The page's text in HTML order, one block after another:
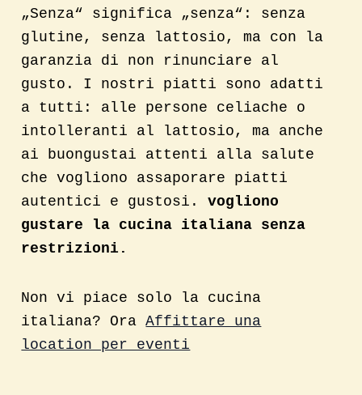
„Senza“ significa „senza“: senza
glutine, senza lattosio, ma con la
garanzia di non rinunciare al
gusto. I nostri piatti sono adatti
a tutti: alle persone celiache o
intolleranti al lattosio, ma anche
ai buongustai attenti alla salute
che vogliono assaporare piatti
autentici e gustosi.vogliono
gustare la cucina italiana senza
restrizioni.
Non vi piace solo la cucina
italiana? OraAffittare una
location per eventi